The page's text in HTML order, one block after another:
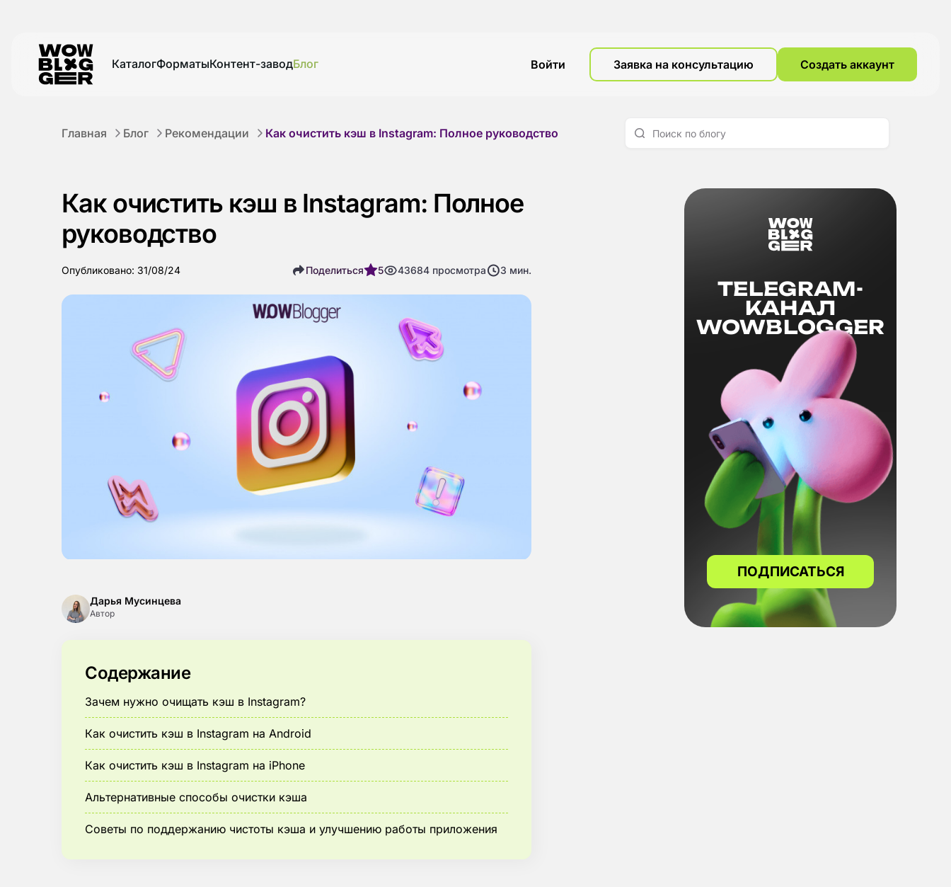
КаталогФорматыКонтент-заводБлог Войти Заявка на консультацию Создать аккаунт
Главная Блог Рекомендации Как очистить кэш в Instagram: Полное руководство
TELEGRAM-
КАНАЛ
WOWBLOGGER
ПОДПИСАТЬСЯ
Как очистить кэш в Instagram: Полное
руководство
Опубликовано: 31/08/24 Поделиться 5 43684 просмотра 3 мин.
Дарья Мусинцева
Автор
Содержание
Зачем нужно очищать кэш в Instagram?
Как очистить кэш в Instagram на Android
Как очистить кэш в Instagram на iPhone
Альтернативные способы очистки кэша
Советы по поддержанию чистоты кэша и улучшению работы приложения